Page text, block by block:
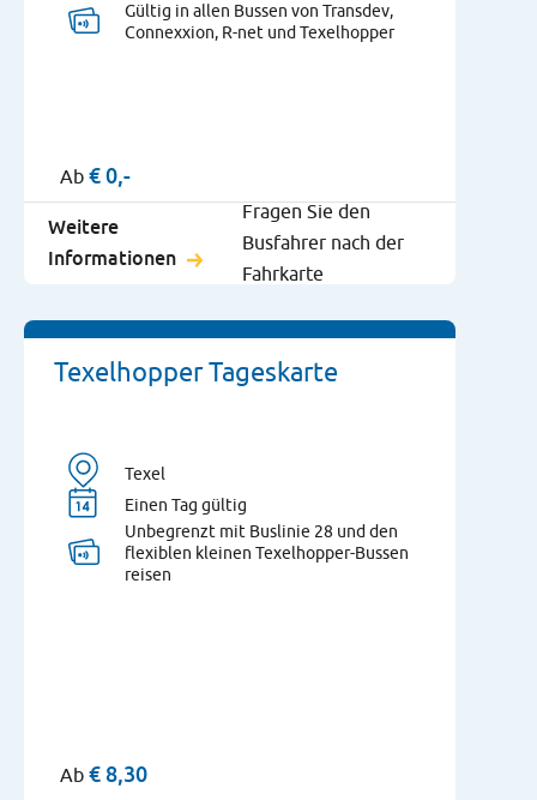
Gültig in allen Bussen von Transdev,
Connexxion, R-net und Texelhopper
Ab €0,-
Weitere
Informationen
Fragen Sie den
Busfahrer nach der
Fahrkarte
Texelhopper Tageskarte
Texel
Einen Tag gültig
Unbegrenzt mit Buslinie 28 und den
flexiblen kleinen Texelhopper-Bussen
reisen
Ab €8,30